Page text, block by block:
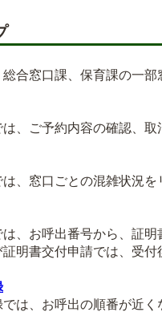
合窓口課、保育課の一部
、ご予約内容の確認、取
、窓口ごとの混雑状況を
、お呼出番号から、証明
明書交付申請では、受付
は、お呼出の順番が近く